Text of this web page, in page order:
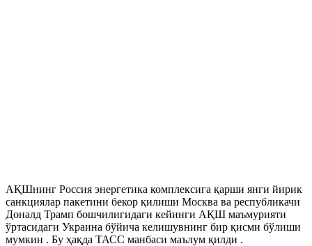
АҚШнинг Россия энергетика комплексига қарши янги йирик
санкциялар пакетини бекор қилиши Москва ва республикачи
Доналд Трамп бошчилигидаги кейинги АҚШ маъмурияти
ўртасидаги Украина бўйича келишувнинг бир қисми бўлиши
мумкин . Бу ҳақда ТАСС манбаси маълум қилди .